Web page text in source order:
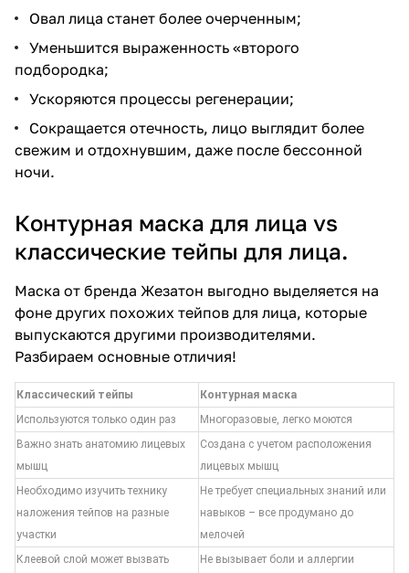
Овал лица станет более очерченным;
Уменьшится выраженность «второго
подбородка;
Ускоряются процессы регенерации;
Сокращается отечность, лицо выглядит более
свежим и отдохнувшим, даже после бессонной
ночи.
Контурная маска для лица vs
классические тейпы для лица.
Маска от бренда Жезатон выгодно выделяется на
фоне других похожих тейпов для лица, которые
выпускаются другими производителями.
Разбираем основные отличия!
Классический тейпы
Контурная маска
Используются только один раз
Многоразовые, легко моются
Важно знать анатомию лицевых
мышц
Создана с учетом расположения
лицевых мышц
Необходимо изучить технику
наложения тейпов на разные
участки
Не требует специальных знаний или
навыков – все продумано до
мелочей
Клеевой слой может вызвать
Не вызывает боли и аллергии